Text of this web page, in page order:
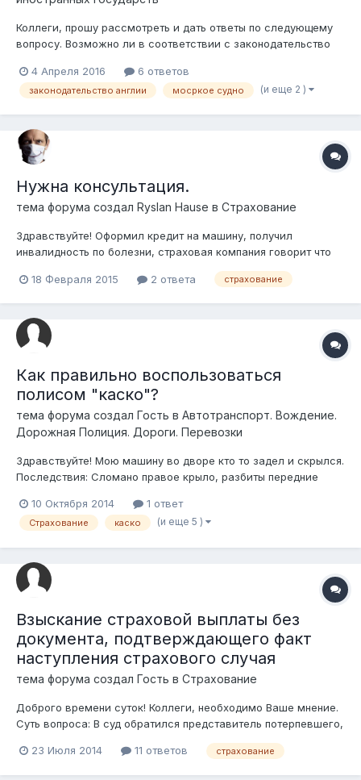
Коллеги, прошу рассмотреть и дать ответы по следующему
вопросу. Возможно ли в соответствии с законодательство
морского судна, где Страхователь (резидент Англии),
Страховщик (резидент Англии), выгодоприобретатель -
4 Апреля 2016 6 ответов
законодательство англии мосркое судно (и еще 2 )
Нужна консультация.
тема форума создал Ryslan Hause в Страхование
Здравствуйте! Оформил кредит на машину, получил
инвалидность по болезни, страховая компания говорит что
если получил инвалидность то возмещается. Кто-нить
сталкивался. Заранее благодарю.
18 Февраля 2015 2 ответа страхование
Как правильно воспользоваться
полисом "каско"?
тема форума создал Гость в Автотранспорт. Вождение.
Дорожная Полиция. Дороги. Перевозки
Здравствуйте! Мою машину во дворе кто то задел и скрылся.
Последствия: Сломано правое крыло, разбиты передние
Машина застрахована Каско. Подскажите пожалуйста,
должны ли Каско мне возместить ущерб? Нужно ли будет
10 Октября 2014 1 ответ
Страхование каско (и еще 5 )
Взыскание страховой выплаты без
документа, подтверждающего факт
наступления страхового случая
тема форума создал Гость в Страхование
Доброго времени суток! Коллеги, необходимо Ваше мнение.
Суть вопроса: В суд обратился представитель потерпевшего,
виновника страховую выплату. При этом, потерпевшим не
23 Июля 2014 11 ответов страхование